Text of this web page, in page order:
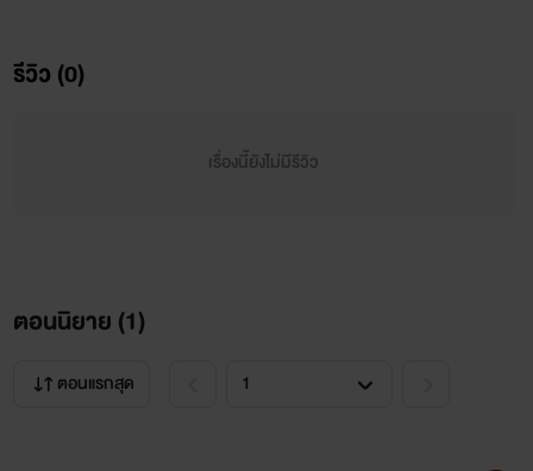
รีวิว (0)
เรื่องนี้ยังไม่มีรีวิว
ตอนนิยาย (1)
ตอนแรกสุด